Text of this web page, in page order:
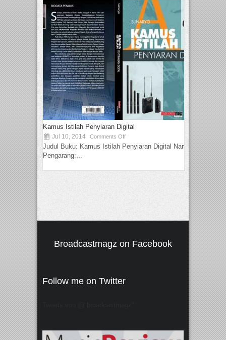
Kamus Istilah Penyiaran Digital
Jul 10, 2014 Comments Off
Judul Buku: Kamus Istilah Penyiaran Digital Nama
Pengarang:...
Broadcastmagz on Facebook
Follow me on Twitter